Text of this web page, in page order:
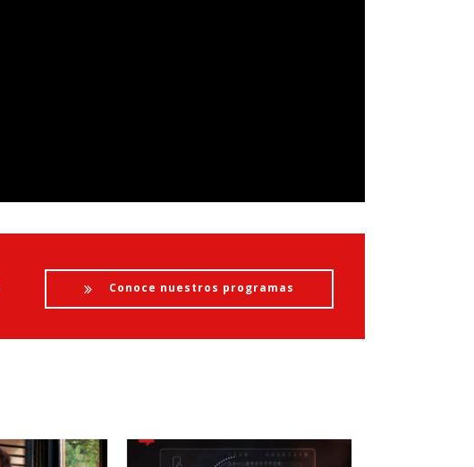
Conoce nuestros programas